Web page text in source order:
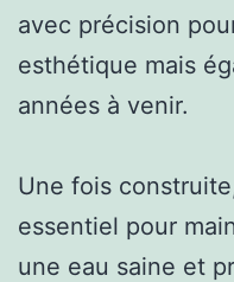
avec précision
esthétique mais
années à venir.
Une fois
essentiel pour
une eau saine et